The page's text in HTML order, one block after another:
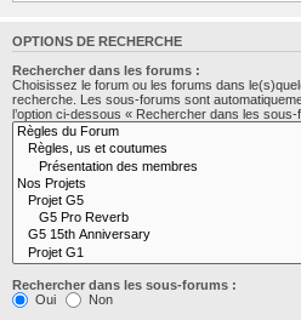
OPTIONS DE RECHERCHE
Rechercher dans les forums :
Choisissez le forum ou les forums dans
recherche. Les sous-forums sont
l’option ci-dessous « Rechercher dans les sous-
Rechercher dans les sous-forums :
Oui
Non